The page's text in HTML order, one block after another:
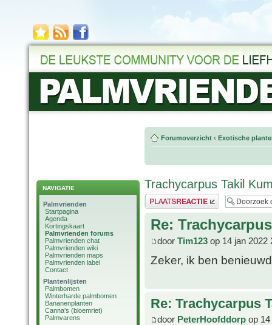
NAVIGATIE
Palmvrienden
Startpagina
Agenda
Kortingskaart
Palmvrienden forums
Palmvrienden chat
Palmvrienden wiki
Palmvrienden maps
Palmvrienden label
Contact
Plantenlijsten
Palmbomen
Winterharde palmbomen
Bananenplanten
Canna's (bloemriet)
Palmvarens
Forumoverzicht ‹ Exotische
Trachycarpus Takil
Plaats een reactie
Re:
door Tim123 op 14 jan 2022
Zeker, ik ben
Re: Trachycarpus
door PeterHoofddorp op